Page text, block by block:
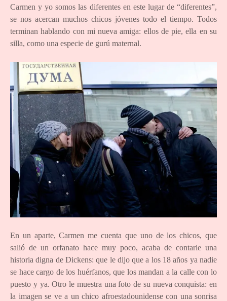
Carmen y yo somos las diferentes en este lugar de “diferentes”,
se nos acercan muchos chicos jóvenes todo el tiempo. Todos
terminan hablando con mi nueva amiga: ellos de pie, ella en su
silla, como una especie de gurú maternal.
En un aparte, Carmen me cuenta que uno de los chicos, que
salió de un orfanato hace muy poco, acaba de contarle una
historia digna de Dickens: que le dijo que a los 18 años ya nadie
se hace cargo de los huérfanos, que los mandan a la calle con lo
puesto y ya. Otro le muestra una foto de su nueva conquista: en
la imagen se ve a un chico afroestadounidense con una sonrisa